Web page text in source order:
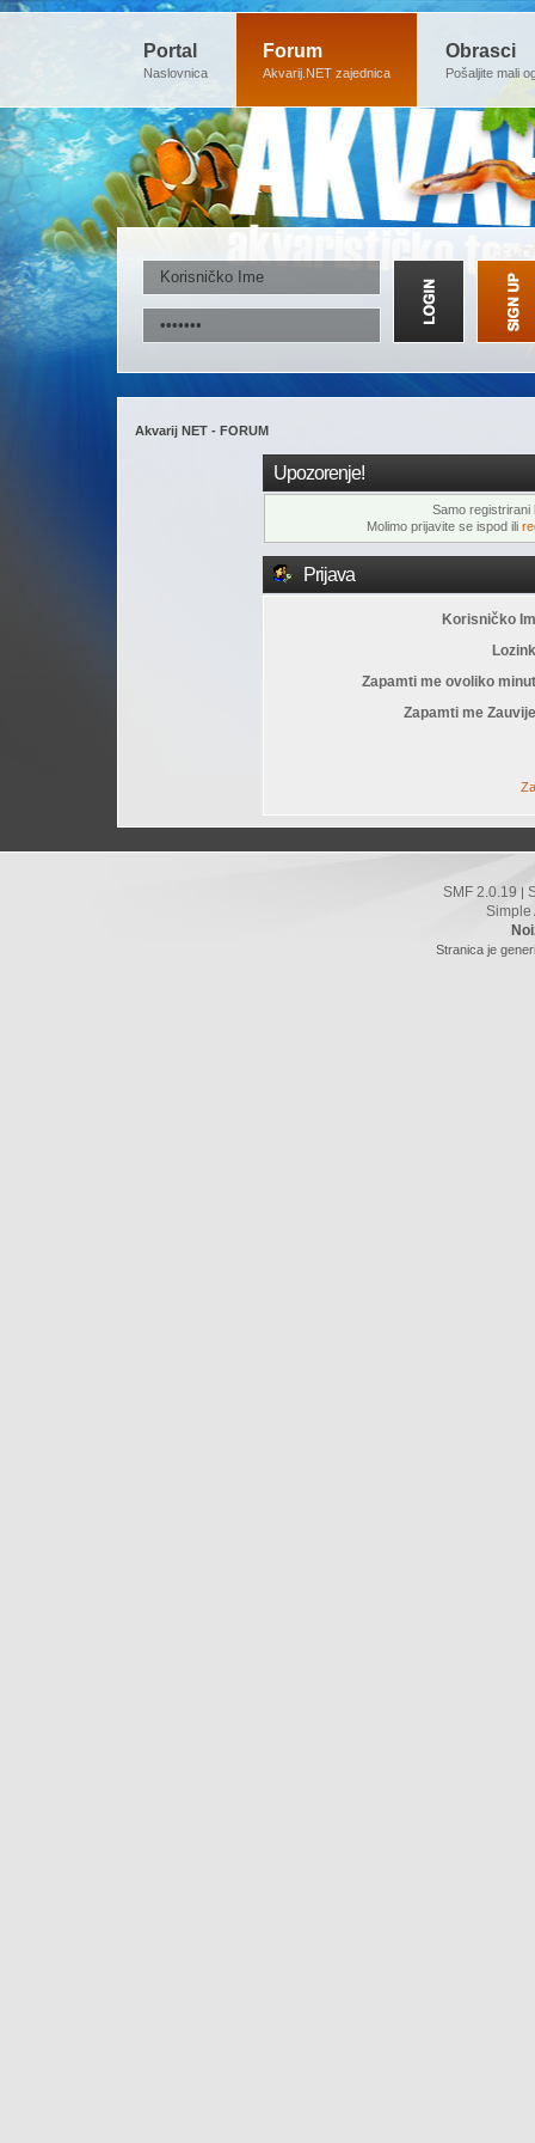
Portal
Naslovnica
Forum
Akvarij.NET zajednica
Obrasci
Pošaljite mali
Akvarij NET - FORUM
Upozorenje!
Samo registrirani
Molimo prijavite se ispod ili
Prijava
Korisničko
Zapamti me ovoliko
Zapamti me
SMF 2.0.19
Simple
Stranica je